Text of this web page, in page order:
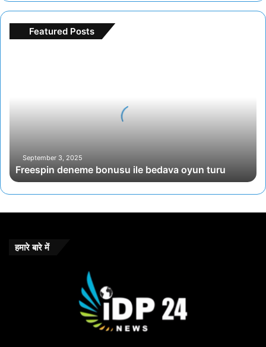
Featured Posts
n
e
September 3, 2025
Freespin deneme bonusu ile bedava oyun turu
हमारे बारे में